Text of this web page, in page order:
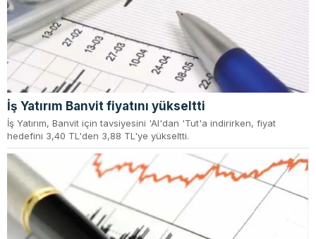
İş Yatırım Banvit fiyatını yükseltti
İş Yatırım, Banvit için tavsiyesini 'Al'dan 'Tut'a indirirken, fiyat
hedefini 3,40 TL'den 3,88 TL'ye yükseltti.